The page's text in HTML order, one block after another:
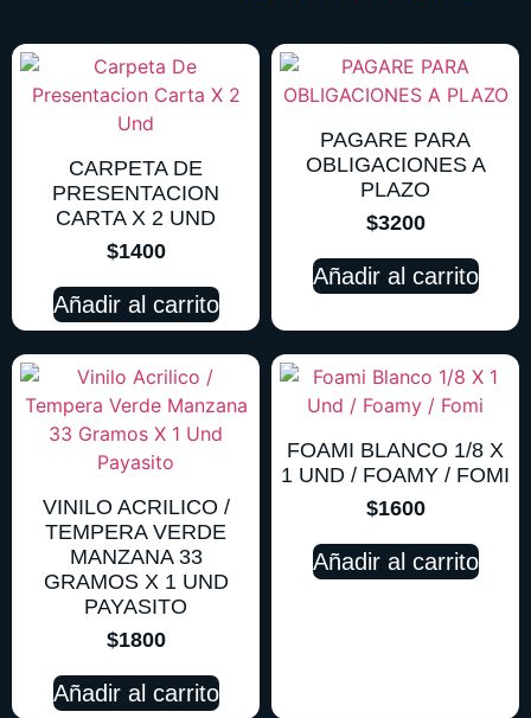
CARPETA DE
PRESENTACION
CARTA X 2 UND
$1400
Añadir al carrito
PAGARE PARA
OBLIGACIONES A
PLAZO
$3200
Añadir al carrito
VINILO ACRILICO /
TEMPERA VERDE
MANZANA 33
GRAMOS X 1 UND
PAYASITO
$1800
Añadir al carrito
FOAMI BLANCO 1/8 X
1 UND / FOAMY / FOMI
$1600
Añadir al carrito